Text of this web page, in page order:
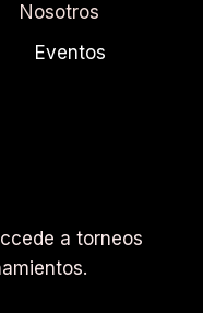
Nosotros
Eventos
a torneos